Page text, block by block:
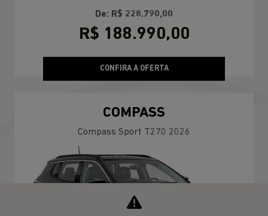
De: R$ 228.790,00
R$ 188.990,00
CONFIRA A OFERTA
COMPASS
Compass Sport T270 2026